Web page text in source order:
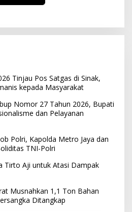
Tinjau Pos Satgas di Sinak,
kepada Masyarakat
Nomor 27 Tahun 2026, Bupati
dan Pelayanan
Polri, Kapolda Metro Jaya dan
TNI-Polri
Tirto Aji untuk Atasi Dampak
Musnahkan 1,1 Ton Bahan
Ditangkap